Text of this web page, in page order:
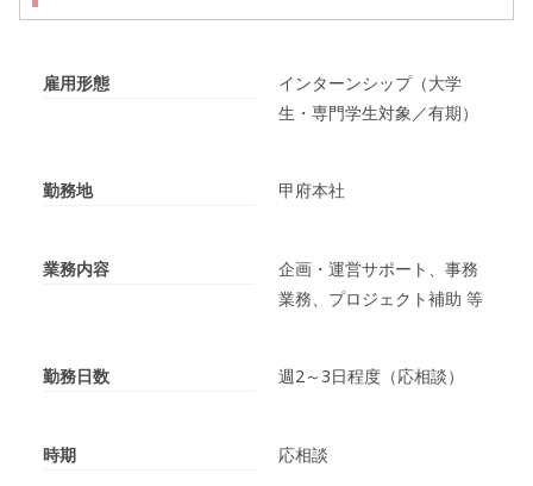
雇用形態
インターンシップ（大学
生・専門学生対象／有期）
勤務地 甲府本社
業務内容
企画・運営サポート、事務
業務、プロジェクト補助 等
勤務日数 週2～3日程度（応相談）
時期 応相談